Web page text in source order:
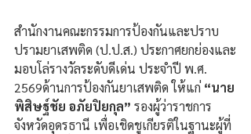
สำนักงานคณะกรรมการป้องกันและปราบ
ปรามยาเสพติด (ป.ป.ส.) ประกาศยกย่องและ
มอบโล่รางวัลระดับดีเด่น ประจำปี พ.ศ.
2569ด้านการป้องกันยาเสพติด ให้แก่ “นาย
พิสิษฐ์ชัย อภัยปิยกุล” รองผู้ว่าราชการ
จังหวัดอุดรธานี เพื่อเชิดชูเกียรติในฐานะผู้ที่